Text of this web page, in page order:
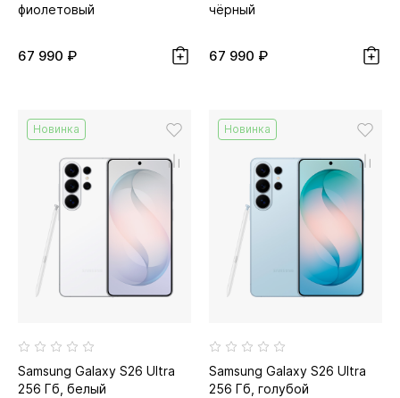
фиолетовый
67 990 ₽
чёрный
67 990 ₽
Новинка
Samsung Galaxy S26 Ultra
256 Гб, белый
Новинка
Samsung Galaxy S26 Ultra
256 Гб, голубой